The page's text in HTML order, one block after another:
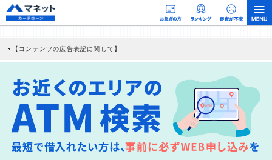
【コンテンツの広告表記に関して】
社に対して企業から紹介報酬が支払われるという収益モデルです。 ただし、特定の
商品を根拠なくPRするものではなく、当編集部の調査／ユーザーへの口コミ収集な
どに基づき、公平性を担保した情報提供を行っています。
>提携企業一覧